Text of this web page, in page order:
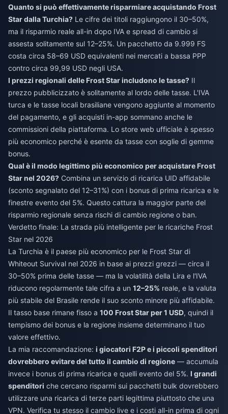
Quanto si può effettivamente risparmiare acquistando Frost
Star dalla Turchia? Le cifre dei titoli raggiungono il 30–50%,
ma il risparmio reale all-in dopo IVA e spread di cambio si
assesta solitamente sul 12–25%. Un pacchetto da 9.999 FS
costa circa 58–69 USD equivalenti nei mercati a bassa PPP
contro circa 99,99 USD negli USA.
I prezzi regionali delle Frost Star includono le tasse? Il
prezzo pubblicizzato è solitamente al lordo delle tasse. L'IVA
turca e le tasse locali brasiliane vengono aggiunte al momento
del pagamento, e gli acquisti in-app sommano anche le
commissioni della piattaforma. Lo store web ufficiale è spesso
più economico perché è esente da tasse con soglie di gemme
bonus.
Qual è il modo legittimo più economico per acquistare Frost
Star nel 2026? Combina un servizio di ricarica UID affidabile
(sconto segnalato del 12–31%) con i bonus di prima ricarica e le
finestre evento del 5%. Questo cattura la maggior parte del
risparmio regionale senza rischi di cambio regione o ban.
Verdetto finale: La strada più intelligente per le ricariche Frost
Star nel 2026
La Turchia è il paese più economico per le Frost Star di
Whiteout Survival nel 2026 in base ai prezzi grezzi — circa il
30–50% prima delle tasse — ma la volatilità della Lira e l'IVA
riducono regolarmente tale cifra a un 12–25% reale, e la valuta
più stabile del Brasile rende il suo sconto minore più affidabile.
Il tasso base rimane fisso a 100 Frost Star per 1 USD, quindi il
tempismo dei bonus e la regione insieme determinano il tuo
valore effettivo.
La mia raccomandazione: i giocatori F2P e i piccoli spenditori
dovrebbero evitare del tutto il cambio di regione — accumula
invece i bonus di prima ricarica e quelli evento del 5%. I grandi
spenditori che cercano risparmi sui pacchetti bulk dovrebbero
utilizzare una ricarica di terze parti legittima piuttosto che una
VPN. Verifica tu stesso il cambio live e i costi all-in prima di ogni